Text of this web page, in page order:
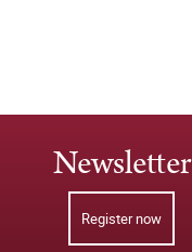
Newsletter
Register now